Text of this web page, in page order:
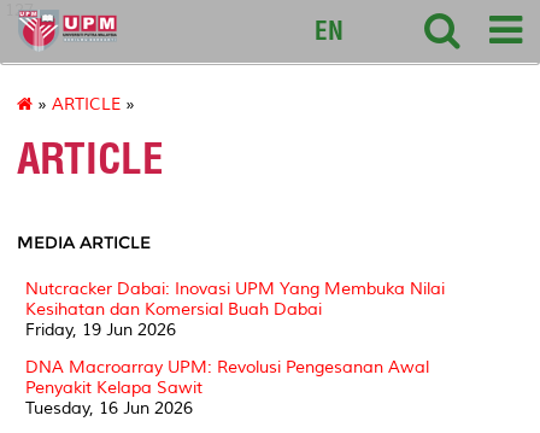
127
EN
» ARTICLE »
ARTICLE
MEDIA ARTICLE
Nutcracker Dabai: Inovasi UPM Yang Membuka Nilai
Kesihatan dan Komersial Buah Dabai
Friday, 19 Jun 2026
DNA Macroarray UPM: Revolusi Pengesanan Awal
Penyakit Kelapa Sawit
Tuesday, 16 Jun 2026